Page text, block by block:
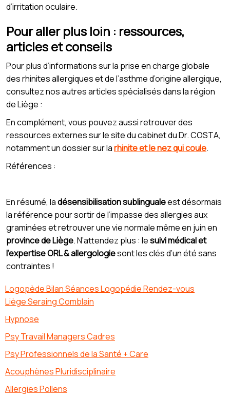
d’irritation oculaire.
Pour aller plus loin : ressources,
articles et conseils
Pour plus d’informations sur la prise en charge globale
des rhinites allergiques et de l’asthme d’origine allergique,
consultez nos autres articles spécialisés dans la région
de Liège :
En complément, vous pouvez aussi retrouver des
ressources externes sur le site du cabinet du Dr. COSTA,
notamment un dossier sur larhinite et le nez qui coule.
Références :
En résumé, ladésensibilisation sublingualeest désormais
la référence pour sortir de l’impasse des allergies aux
graminées et retrouver une vie normale même en juin en
province de Liège. N’attendez plus : lesuivi médical et
l’expertise ORL & allergologiesont les clés d’un été sans
contraintes !
Logopède Bilan Séances Logopédie Rendez-vous
Liège Seraing Comblain
Hypnose
Psy Travail Managers Cadres
Psy Professionnels de la Santé + Care
Acouphènes Pluridisciplinaire
Allergies Pollens